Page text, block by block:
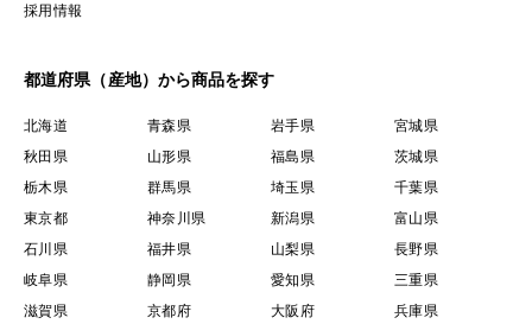
採用情報
都道府県（産地）から商品を探す
北海道 青森県 岩手県
宮城県
秋田県
山形県 福島県
茨城県
栃木県
群馬県 埼玉県
千葉県
東京都
神奈川県 新潟県
富山県
石川県
福井県 山梨県
長野県
岐阜県
静岡県 愛知県
三重県
滋賀県
京都府 大阪府 兵庫県